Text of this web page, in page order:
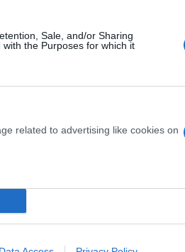
Sale, and/or Sharing
the Purposes for which it
related to advertising like cookies on
του 21ου αιώνα.
ότι από αυτή τη γενιά
είναι αυτό που θα μας
με τα νέα παιδιά, με νέους
τις δεξιότητές τους, να
Βίου Εκπαίδευσης του ΑΠΘ,
ανέλαβε το ρίσκο της
υποστήριξης